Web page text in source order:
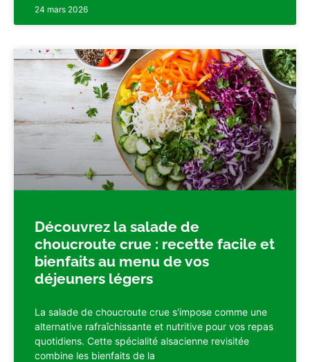
24 mars 2026
Découvrez la salade de
choucroute crue : recette facile et
bienfaits au menu de vos
déjeuners légers
La salade de choucroute crue s'impose comme une
alternative rafraîchissante et nutritive pour vos repas
quotidiens. Cette spécialité alsacienne revisitée
combine les bienfaits de la